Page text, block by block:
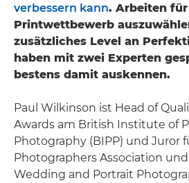
verbessern kann. Arbeiten
Printwettbewerb
zusätzliches Level an
haben mit zwei Experten
bestens damit auskennen.
Paul Wilkinson ist Head of
Awards am British Institute of
Photography (BIPP) und Juror
Photographers Association
Wedding and Portrait